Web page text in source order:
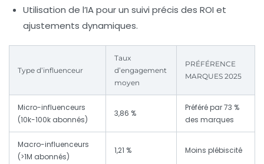
Utilisation de l’IA pour un suivi précis des ROI et
ajustements dynamiques.
Type d’influenceur
Taux
d’engagement
moyen
PRÉFÉRENCE
MARQUES 2025
Micro-influenceurs
(10k-100k abonnés)
3,86 %
Préféré par 73 %
des marques
Macro-influenceurs
(>1M abonnés)
1,21 % Moins plébiscité